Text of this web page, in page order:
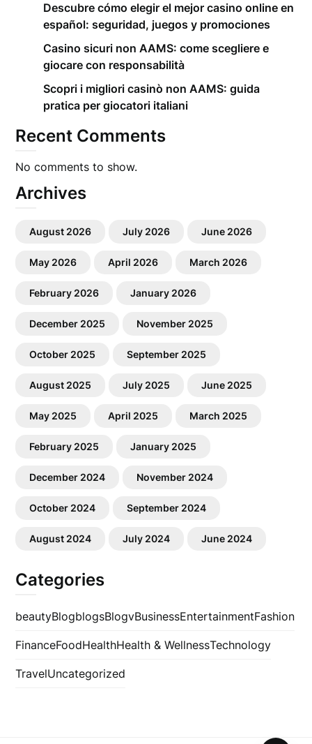
Descubre cómo elegir el mejor casino online en
español: seguridad, juegos y promociones
Casino sicuri non AAMS: come scegliere e
giocare con responsabilità
Scopri i migliori casinò non AAMS: guida
pratica per giocatori italiani
Recent Comments
No comments to show.
Archives
August 2026 July 2026 June 2026
May 2026 April 2026 March 2026
February 2026 January 2026
December 2025 November 2025
October 2025 September 2025
August 2025 July 2025 June 2025
May 2025 April 2025 March 2025
February 2025 January 2025
December 2024 November 2024
October 2024 September 2024
August 2024 July 2024 June 2024
Categories
beautyBlogblogsBlogvBusinessEntertainmentFashion
FinanceFoodHealthHealth & WellnessTechnology
TravelUncategorized